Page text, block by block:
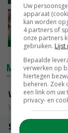
MARKTPRIJZEN
Vleeskuikens
Weekcijfers
Slachtkippen
Uw
apparaat
kan worden
4 partners of
onze partners
gebruiken. Lijst
Bepaalde
verwerken op
hiertegen
beheren. Zoek
een link om
privacy- en